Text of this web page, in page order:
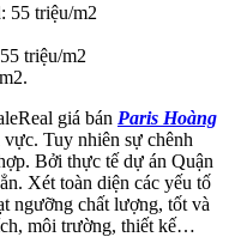
55 triệu/m2
triệu/m2
2.
giá bán Paris Hoàng
Tuy nhiên sự chênh
Bởi thực tế dự án Quận
Xét toàn diện các yếu tố
ngưỡng chất lượng, tốt và
môi trường, thiết kế…